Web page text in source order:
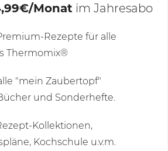
Monat im Jahresabo
Rezepte für alle
Thermomix®
"mein Zaubertopf"
und Sonderhefte.
Kollektionen,
Kochschule u.v.m.